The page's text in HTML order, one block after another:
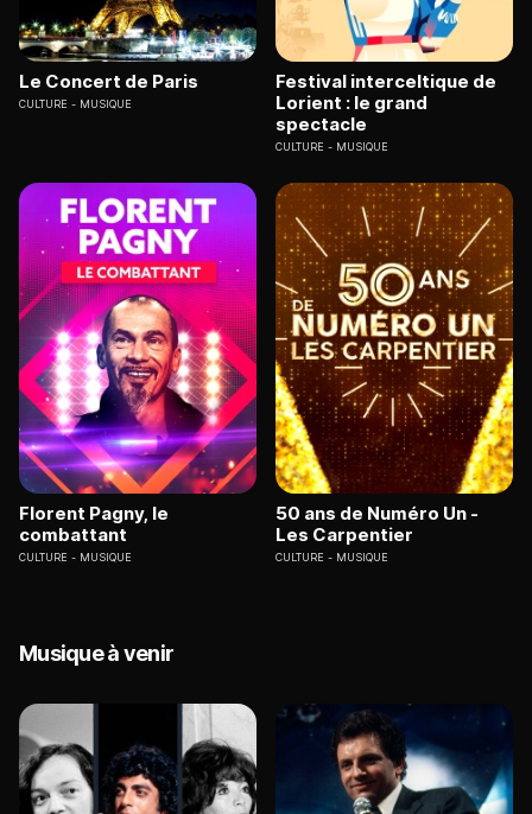
Le Concert de Paris
CULTURE MUSIQUE
Festival interceltique de
Lorient : le grand
spectacle
CULTURE MUSIQUE
Florent Pagny, le
combattant
CULTURE MUSIQUE
50 ans de Numéro Un -
Les Carpentier
CULTURE MUSIQUE
Musique à venir